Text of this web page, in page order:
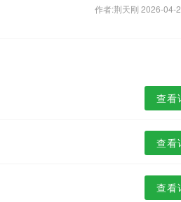
作者:荆天刚 2026-04-
查看
查看
查看